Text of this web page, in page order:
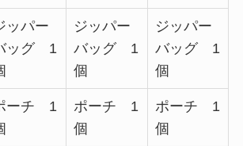
ッパー
ッグ 1
ジッパー
バッグ 1
個
ジッパー
バッグ 1
個
ーチ 1
ポーチ 1
個
ポーチ 1
個